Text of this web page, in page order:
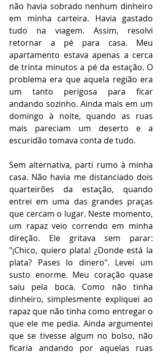
não havia sobrado nenhum dinheiro
em minha carteira. Havia gastado
tudo na viagem. Assim, resolvi
retornar a pé para casa. Meu
apartamento estava apenas a cerca
de trinta minutos a pé da estação. O
problema era que aquela região era
um tanto perigosa para ficar
andando sozinho. Ainda mais em um
domingo à noite, quando as ruas
mais pareciam um deserto e a
escuridão tomava conta de tudo.
Sem alternativa, parti rumo à minha
casa. Não havia me distanciado dois
quarteirões da estação, quando
entrei em uma das grandes praças
que cercam o lugar. Neste momento,
um rapaz veio correndo em minha
direção. Ele gritava sem parar:
"¡Chico, quiero plata! ¿Donde está la
plata? Pases lo dinero". Levei um
susto enorme. Meu coração quase
saiu pela boca. Como não tinha
dinheiro, simplesmente expliquei ao
rapaz que não tinha como entregar o
que ele me pedia. Ainda argumentei
que se tivesse algum no bolso, não
ficaria andando por aquelas ruas